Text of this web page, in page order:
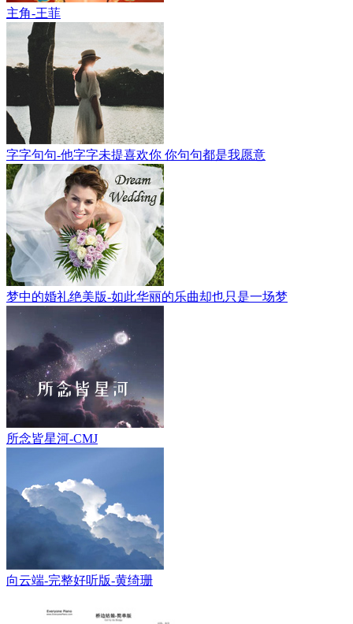
主角-王菲
字字句句-他字字未提喜欢你 你句句都是我愿意
梦中的婚礼绝美版-如此华丽的乐曲却也只是一场梦
所念皆星河-CMJ
向云端-完整好听版-黄绮珊